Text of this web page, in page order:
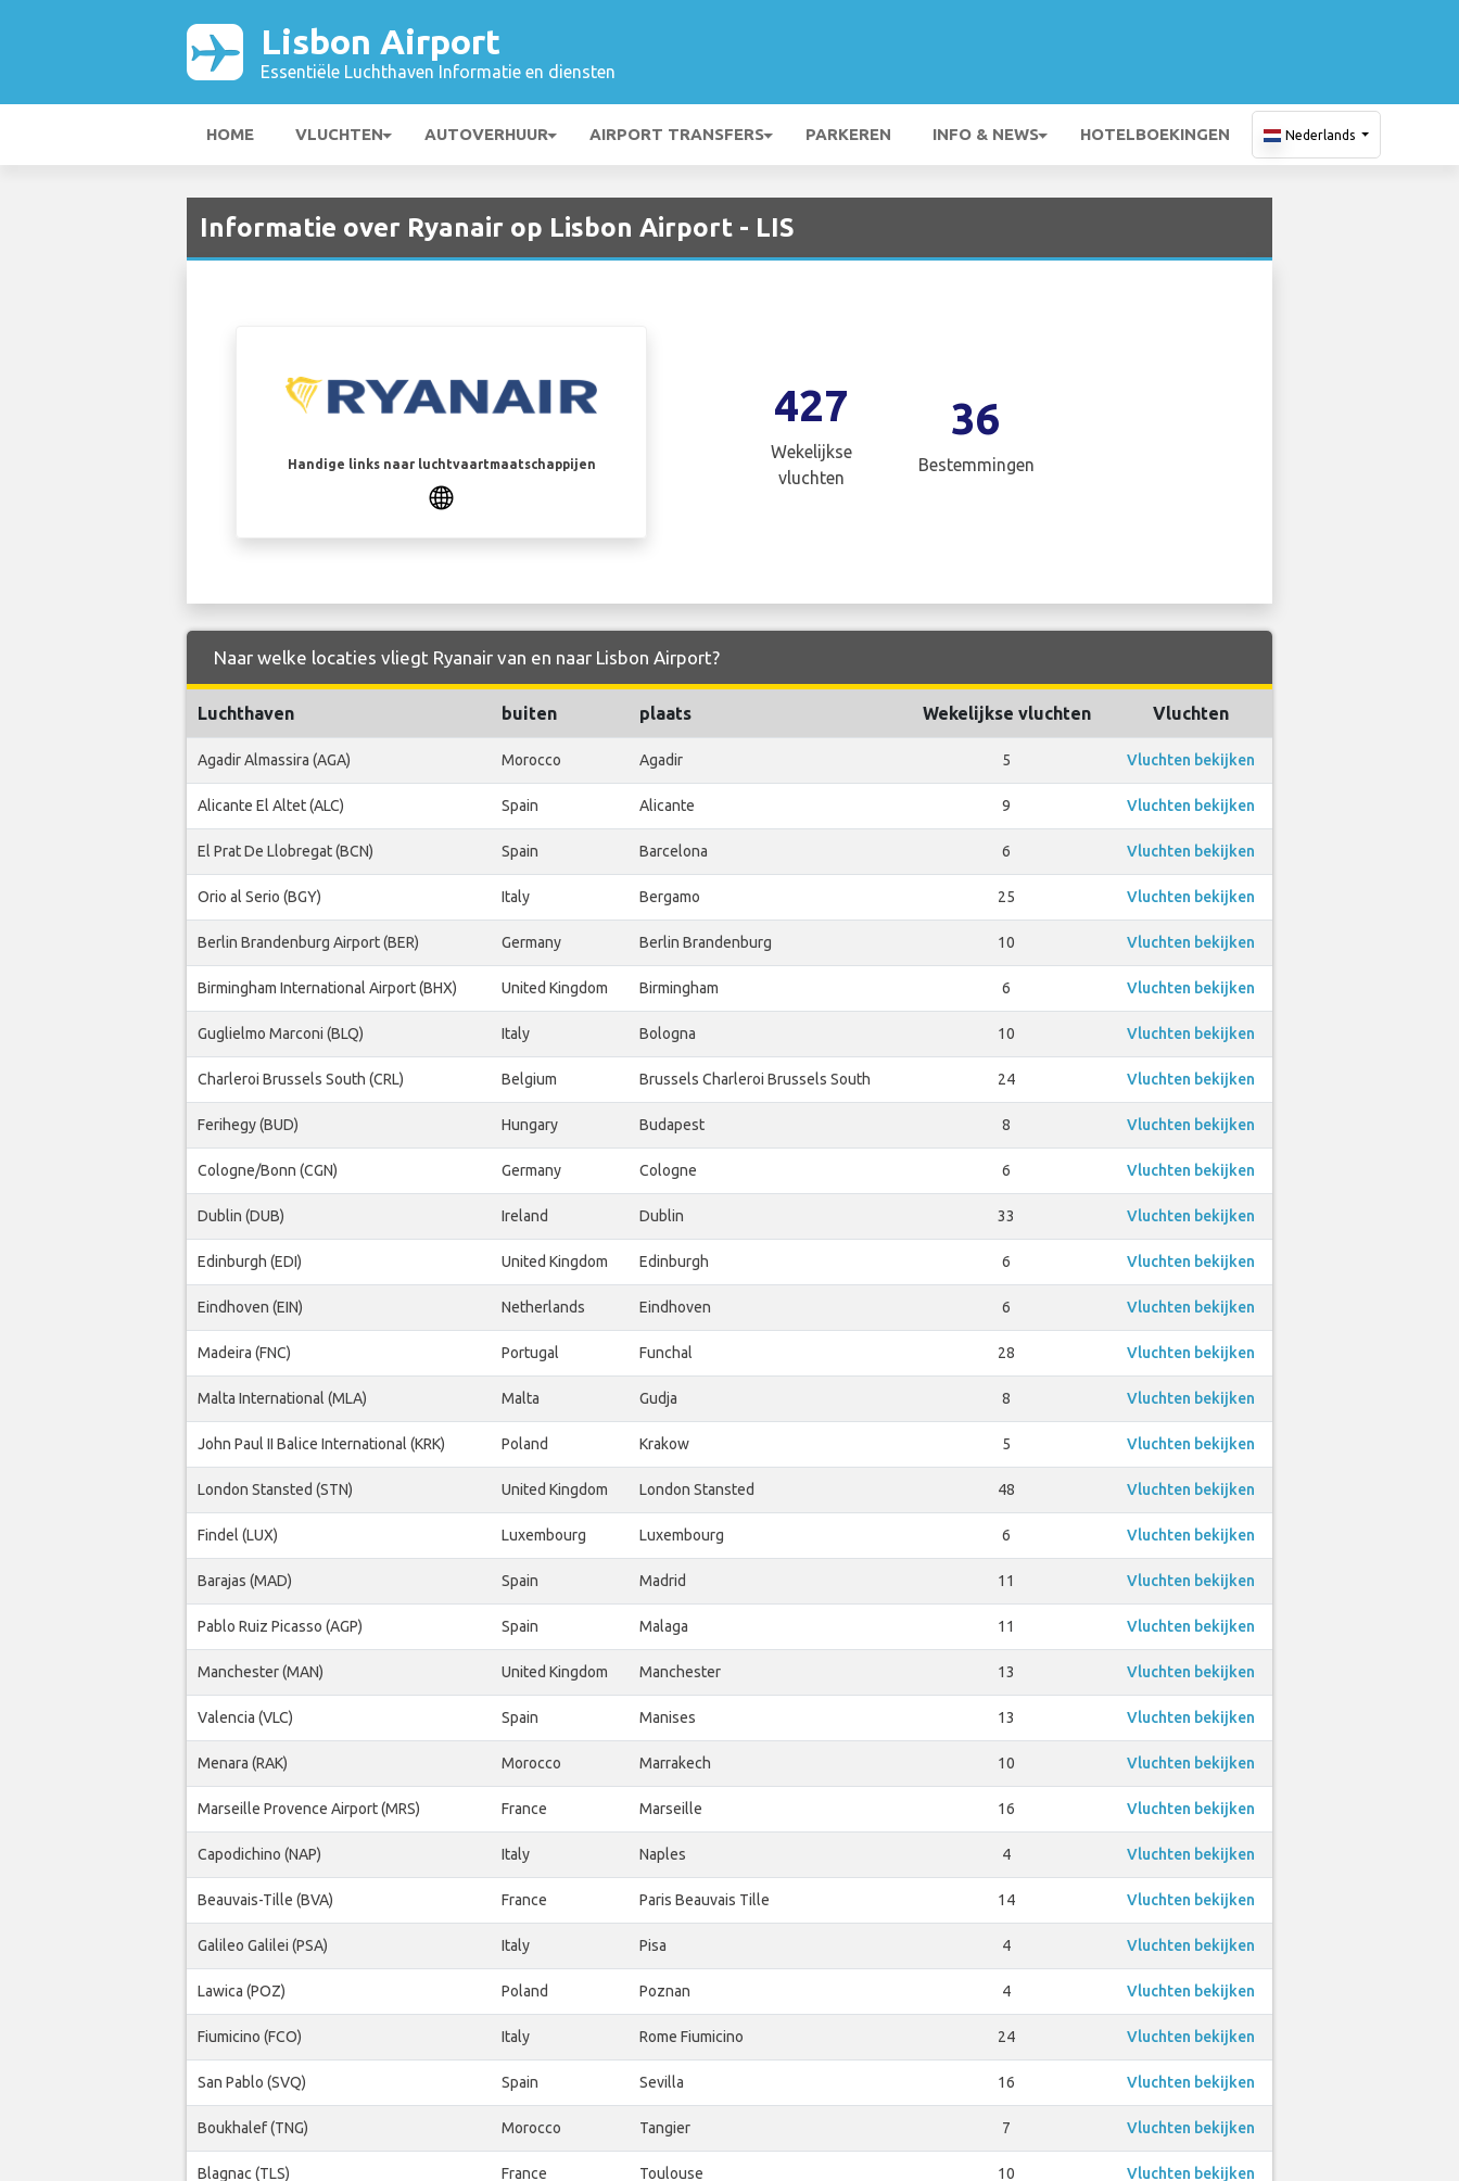
Lisbon Airport
Essentiële Luchthaven Informatie en diensten
HOME VLUCHTEN AUTOVERHUUR AIRPORT TRANSFERS PARKEREN INFO & NEWS HOTELBOEKINGEN Nederlands
Informatie over Ryanair op Lisbon Airport - LIS
Handige links naar luchtvaartmaatschappijen
427
Wekelijkse
vluchten
36
Bestemmingen
Naar welke locaties vliegt Ryanair van en naar Lisbon Airport?
Luchthaven buiten plaats Wekelijkse vluchten Vluchten
Agadir Almassira (AGA) Morocco Agadir 5 Vluchten bekijken
Alicante El Altet (ALC) Spain Alicante 9 Vluchten bekijken
El Prat De Llobregat (BCN) Spain Barcelona 6 Vluchten bekijken
Orio al Serio (BGY) Italy Bergamo 25 Vluchten bekijken
Berlin Brandenburg Airport (BER) Germany Berlin Brandenburg 10 Vluchten bekijken
Birmingham International Airport (BHX) United Kingdom Birmingham 6 Vluchten bekijken
Guglielmo Marconi (BLQ) Italy Bologna 10 Vluchten bekijken
Charleroi Brussels South (CRL) Belgium Brussels Charleroi Brussels South 24 Vluchten bekijken
Ferihegy (BUD) Hungary Budapest 8 Vluchten bekijken
Cologne/Bonn (CGN) Germany Cologne 6 Vluchten bekijken
Dublin (DUB) Ireland Dublin 33 Vluchten bekijken
Edinburgh (EDI) United Kingdom Edinburgh 6 Vluchten bekijken
Eindhoven (EIN) Netherlands Eindhoven 6 Vluchten bekijken
Madeira (FNC) Portugal Funchal 28 Vluchten bekijken
Malta International (MLA) Malta Gudja 8 Vluchten bekijken
John Paul II Balice International (KRK) Poland Krakow 5 Vluchten bekijken
London Stansted (STN) United Kingdom London Stansted 48 Vluchten bekijken
Findel (LUX) Luxembourg Luxembourg 6 Vluchten bekijken
Barajas (MAD) Spain Madrid 11 Vluchten bekijken
Pablo Ruiz Picasso (AGP) Spain Malaga 11 Vluchten bekijken
Manchester (MAN) United Kingdom Manchester 13 Vluchten bekijken
Valencia (VLC) Spain Manises 13 Vluchten bekijken
Menara (RAK) Morocco Marrakech 10 Vluchten bekijken
Marseille Provence Airport (MRS) France Marseille 16 Vluchten bekijken
Capodichino (NAP) Italy Naples 4 Vluchten bekijken
Beauvais-Tille (BVA) France Paris Beauvais Tille 14 Vluchten bekijken
Galileo Galilei (PSA) Italy Pisa 4 Vluchten bekijken
Lawica (POZ) Poland Poznan 4 Vluchten bekijken
Fiumicino (FCO) Italy Rome Fiumicino 24 Vluchten bekijken
San Pablo (SVQ) Spain Sevilla 16 Vluchten bekijken
Boukhalef (TNG) Morocco Tangier 7 Vluchten bekijken
Blagnac (TLS) France Toulouse 10 Vluchten bekijken